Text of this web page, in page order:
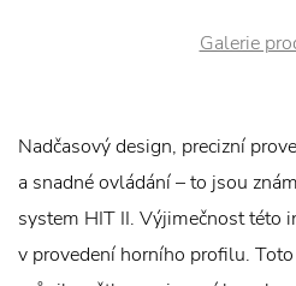
Galerie
Nadčasový design, precizní
a snadné ovládání – to jsou
system HIT II. Výjimečnost této
v provedení horního profilu.